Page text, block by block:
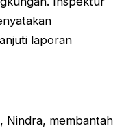
laporan
Nindra, membantah